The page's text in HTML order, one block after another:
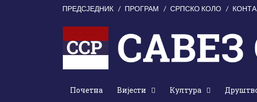
ПРЕДСЈЕДНИК ПРОГРАМ СРПСКО КОЛО
Почетна Вијести Култура